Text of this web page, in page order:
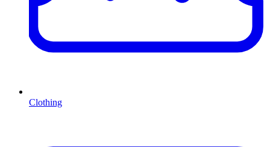
Clothing